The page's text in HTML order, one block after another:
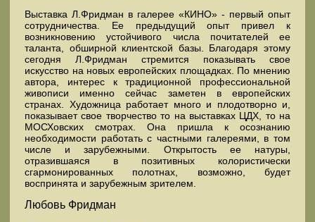
Выставка Л.Фридман в галерее «КИНО» - первый опыт
сотрудничества. Ее предыдущий опыт привел к
возникновению устойчивого числа почитателей ее
таланта, обширной клиентской базы. Благодаря этому
сегодня Л.Фридман стремится показывать свое
искусство на новых европейских площадках. По мнению
автора, интерес к традиционной профессиональной
живописи именно сейчас заметен в европейских
странах. Художница работает много и плодотворно и,
показывает свое творчество то на выставках ЦДХ, то на
МОСХовских смотрах. Она пришла к осознанию
необходимости работать с частными галереями, в том
числе и зарубежными. Открытость ее натуры,
отразившаяся в позитивных колористически
сгармонированных полотнах, возможно, будет
воспринята и зарубежным зрителем.
Любовь Фридман